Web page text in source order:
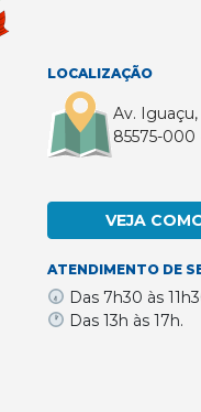
LOCALIZAÇÃO
Av.
85575-000
VEJA
ATENDIMENTO DE
Das 7h30 às
Das 13h às 17h.